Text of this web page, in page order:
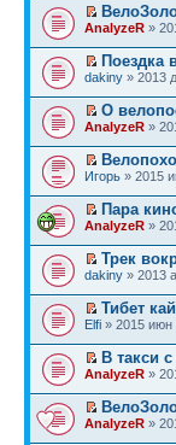
AnalyzeR »
Поездка
dakiny » 2013
О
AnalyzeR »
Игорь » 2015
Пара
AnalyzeR »
Трек
dakiny » 2013
Тибет
Elfi » 2015 июн
В такси
AnalyzeR »
AnalyzeR »